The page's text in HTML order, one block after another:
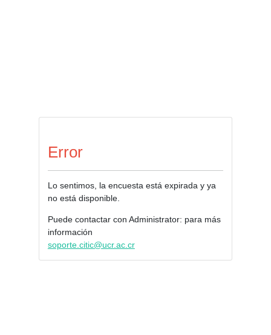
Error
Lo sentimos, la encuesta está expirada y ya
no está disponible.
Puede contactar con Administrator: para más
información
soporte.citic@ucr.ac.cr